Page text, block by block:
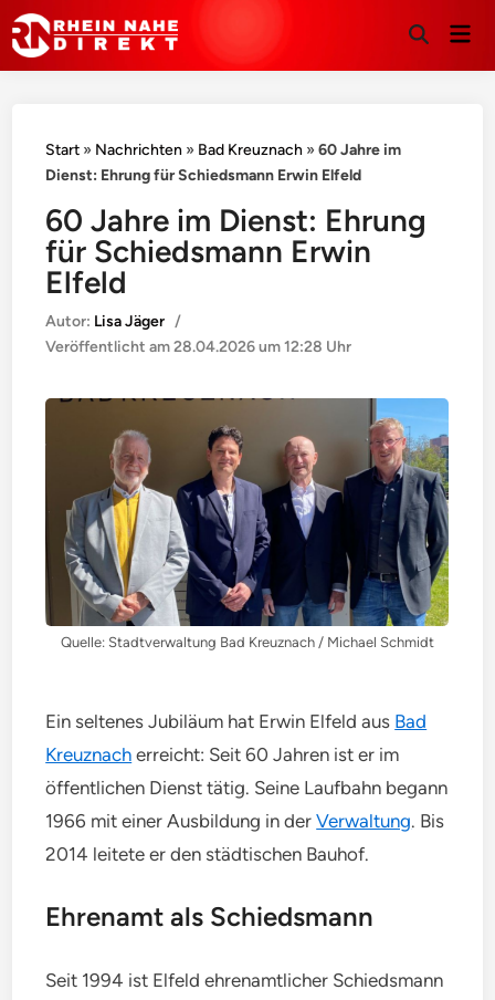
Suche
Start » Nachrichten » Bad Kreuznach »60 Jahre im
Dienst: Ehrung für Schiedsmann Erwin Elfeld
60 Jahre im Dienst: Ehrung
für Schiedsmann Erwin
Elfeld
Autor: Lisa Jäger /
Veröffentlicht am28.04.2026 um 12:28 Uhr
Quelle: Stadtverwaltung Bad Kreuznach / Michael Schmidt
Ein seltenes Jubiläum hat Erwin Elfeld aus Bad
Kreuznach erreicht: Seit 60 Jahren ist er im
öffentlichen Dienst tätig. Seine Laufbahn begann
1966 mit einer Ausbildung in derVerwaltung. Bis
2014 leitete er den städtischen Bauhof.
Ehrenamt als Schiedsmann
Seit 1994 ist Elfeld ehrenamtlicher Schiedsmann